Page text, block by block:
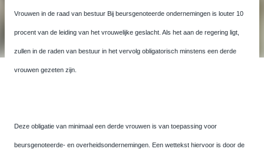
Vrouwen in de raad van bestuur Bij beursgenoteerde ondernemingen is louter 10
procent van de leiding van het vrouwelijke geslacht. Als het aan de regering ligt,
zullen in de raden van bestuur in het vervolg obligatorisch minstens een derde
vrouwen gezeten zijn.
Deze obligatie van minimaal een derde vrouwen is van toepassing voor
beursgenoteerde- en overheidsondernemingen. Een wettekst hiervoor is door de